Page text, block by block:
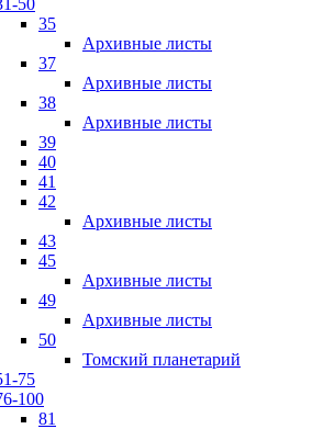
50
35
Архивные листы
37
Архивные листы
38
Архивные листы
39
40
41
42
Архивные листы
43
45
Архивные листы
49
Архивные листы
50
Томский планетарий
75
100
81